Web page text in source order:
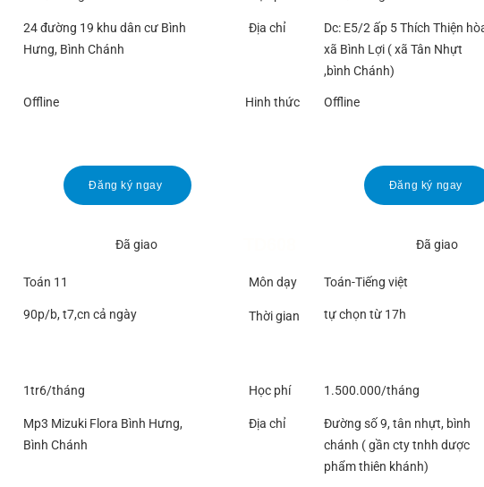
24 đường 19 khu dân cư Bình
Hưng, Bình Chánh
Offline
Đăng ký ngay
Đã giao
Toán 11
90p/b, t7,cn cả ngày
1tr6/tháng
Mp3 Mizuki Flora Bình Hưng,
Bình Chánh
Địa chỉ
Dc: E5/2 ấp 5 Thích Thiện
xã Bình Lợi ( xã Tân Nhựt
,bình Chánh)
Hinh thức Offline
Đăng ký ngay
Đã giao
Môn dạy Toán-Tiếng việt
Thời gian tự chọn từ 17h
Học phí 1.500.000/tháng
Địa chỉ
Đường số 9, tân nhựt, bình
chánh ( gần cty tnhh dược
phẩm thiên khánh)